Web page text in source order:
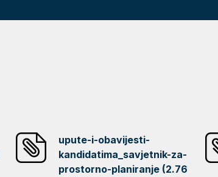
upute-i-obavijesti-
kandidatima_savjetnik-za-
prostorno-planiranje (2.76